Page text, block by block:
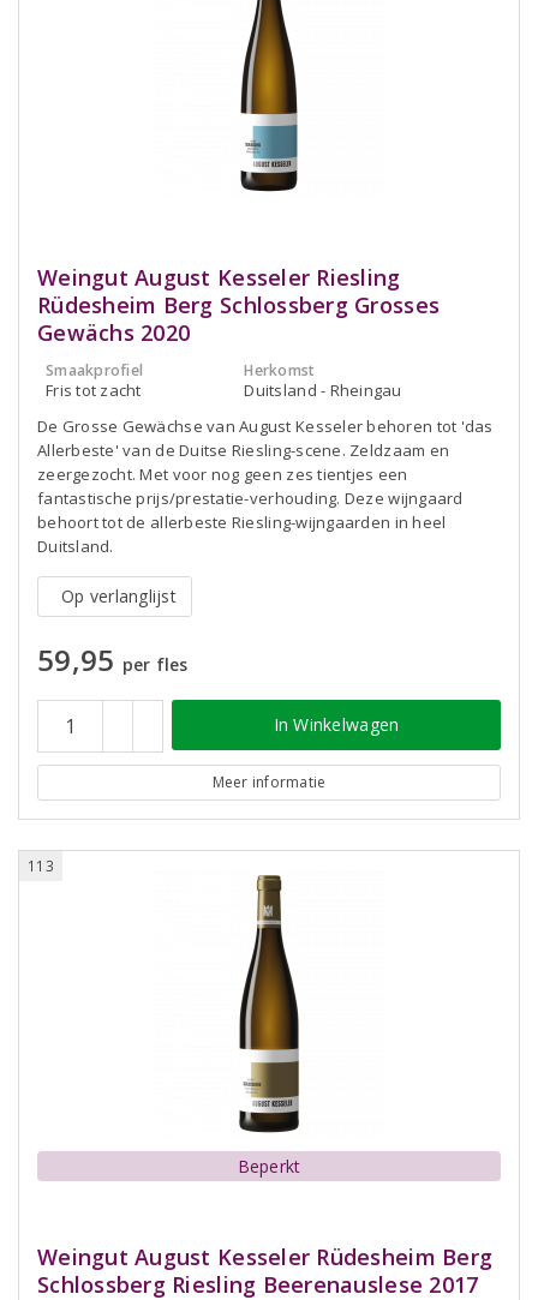
Weingut August Kesseler Riesling
Rüdesheim Berg Schlossberg Grosses
Gewächs 2020
Smaakprofiel
Fris tot zacht
Herkomst
Duitsland - Rheingau
De Grosse Gewächse van August Kesseler behoren tot 'das
Allerbeste' van de Duitse Riesling-scene. Zeldzaam en
zeergezocht. Met voor nog geen zes tientjes een
fantastische prijs/prestatie-verhouding. Deze wijngaard
behoort tot de allerbeste Riesling-wijngaarden in heel
Duitsland.
Op verlanglijst
59,95 per fles
In Winkelwagen
Meer informatie
113
Beperkt
Weingut August Kesseler Rüdesheim Berg
Schlossberg Riesling Beerenauslese 2017